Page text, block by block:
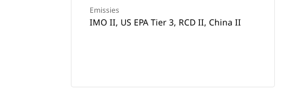
Emissies
IMO II, US EPA Tier 3, RCD II, China II